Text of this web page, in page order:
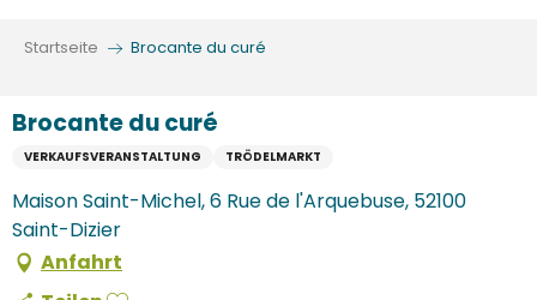
Startseite Brocante du curé
Brocante du curé
VERKAUFSVERANSTALTUNG TRÖDELMARKT
Maison Saint-Michel, 6 Rue de l'Arquebuse, 52100
Saint-Dizier
Anfahrt
Ajouter aux favoris